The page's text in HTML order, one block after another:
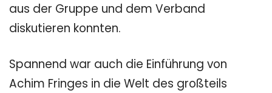
aus der Gruppe und dem Verband
diskutieren konnten.
Spannend war auch die Einführung von
Achim Fringes in die Welt des großteils